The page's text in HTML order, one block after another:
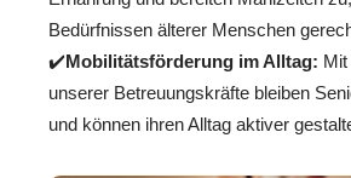
Bedürfnissen älterer Menschen
✔️Mobilitätsförderung im Alltag:
unserer Betreuungskräfte bleiben
und können ihren Alltag aktiver